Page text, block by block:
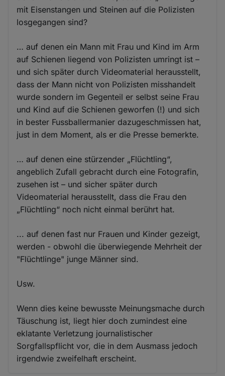
mit Eisenstangen und Steinen auf die Polizisten
losgegangen sind?
… auf denen ein Mann mit Frau und Kind im Arm
auf Schienen liegend von Polizisten umringt ist –
und sich später durch Videomaterial herausstellt,
dass der Mann nicht von Polizisten misshandelt
wurde sondern im Gegenteil er selbst seine Frau
und Kind auf die Schienen geworfen (!) und sich
in bester Fussballermanier dazugeschmissen hat,
just in dem Moment, als er die Presse bemerkte.
… auf denen eine stürzender „Flüchtling“,
angeblich Zufall gebracht durch eine Fotografin,
zusehen ist – und sicher später durch
Videomaterial herausstellt, dass die Frau den
„Flüchtling“ noch nicht einmal berührt hat.
... auf denen fast nur Frauen und Kinder gezeigt,
werden - obwohl die überwiegende Mehrheit der
"Flüchtlinge" junge Männer sind.
Usw.
Wenn dies keine bewusste Meinungsmache durch
Täuschung ist, liegt hier doch zumindest eine
eklatante Verletzung journalistischer
Sorgfallspflicht vor, die in dem Ausmass jedoch
irgendwie zweifelhaft erscheint.